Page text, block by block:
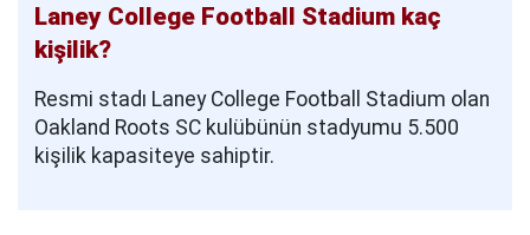
Laney College Football Stadium kaç
kişilik?
Resmi stadı Laney College Football Stadium olan
Oakland Roots SC kulübünün stadyumu 5.500
kişilik kapasiteye sahiptir.